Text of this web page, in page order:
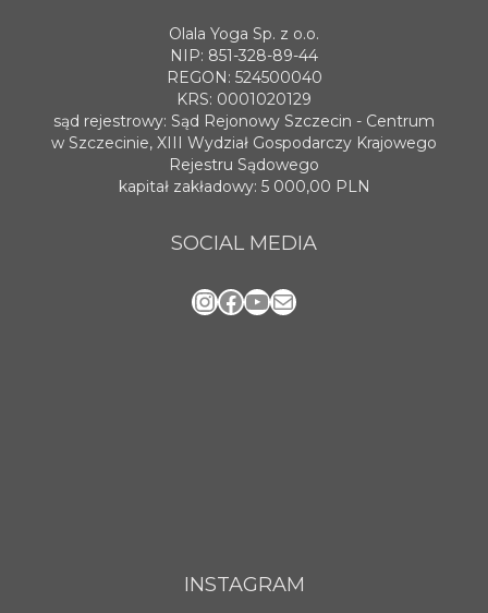
Olala Yoga Sp. z o.o.
NIP: 851-328-89-44
REGON: 524500040
KRS: 0001020129
sąd rejestrowy: Sąd Rejonowy Szczecin - Centrum
w Szczecinie, XIII Wydział Gospodarczy Krajowego
Rejestru Sądowego
kapitał zakładowy: 5 000,00 PLN
SOCIAL MEDIA
Instagram
Facebook
YouTube
Mail
INSTAGRAM